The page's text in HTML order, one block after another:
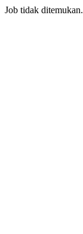
Job tidak ditemukan.